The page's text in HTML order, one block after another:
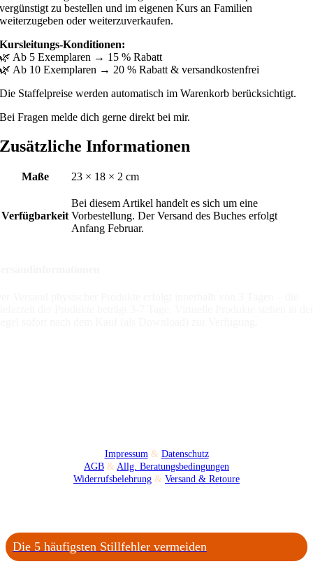
vergünstigt zu bestellen und im eigenen Kurs an Familien
weiterzugeben oder weiterzuverkaufen.
Kursleitungs-Konditionen:
🌿 Ab 5 Exemplaren → 15 % Rabatt
🌿 Ab 10 Exemplaren → 20 % Rabatt & versandkostenfrei
Die Staffelpreise werden automatisch im Warenkorb berücksichtigt.
Bei Fragen melde dich gerne direkt bei mir.
Zusätzliche Informationen
Maße 23 × 18 × 2 cm
Verfügbarkeit
Bei diesem Artikel handelt es sich um eine
Vorbestellung. Der Versand des Buches erfolgt
Anfang Februar.
Impressum & Datenschutz
AGB & Allg. Beratungsbedingungen
Widerrufsbelehrung & Versand & Retoure
Die 5 häufigsten Stillfehler vermeiden